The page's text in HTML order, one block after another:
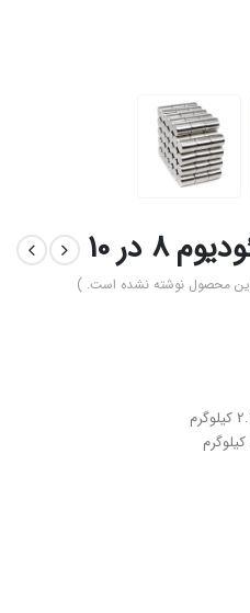
8 در 10
محصول نوشته نشده است. )